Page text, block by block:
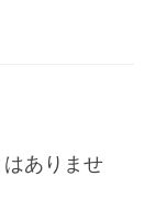
ありませ